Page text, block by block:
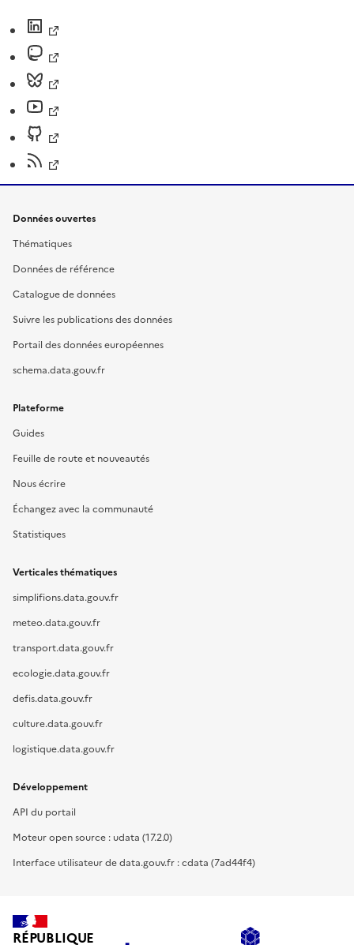
Données ouvertes
Thématiques
Données de référence
Catalogue de données
Suivre les publications des données
Portail des données européennes
schema.data.gouv.fr
Plateforme
Guides
Feuille de route et nouveautés
Nous écrire
Échangez avec la communauté
Statistiques
Verticales thématiques
simplifions.data.gouv.fr
meteo.data.gouv.fr
transport.data.gouv.fr
ecologie.data.gouv.fr
defis.data.gouv.fr
culture.data.gouv.fr
logistique.data.gouv.fr
Développement
API du portail
Moteur open source : udata (17.2.0)
Interface utilisateur de data.gouv.fr : cdata (7ad44f4)
RÉPUBLIQUE